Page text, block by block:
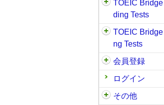
TOEIC
ding Tests
TOEIC
ng Tests
会員登録
ログイン
その他